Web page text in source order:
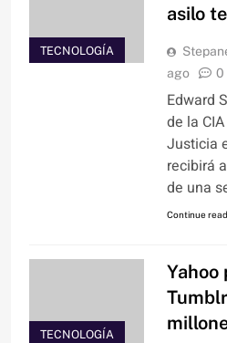
TECNOLOGÍA
asilo
ago
0
Edward
de la
Justicia
recibirá
de una
Continue
TECNOLOGÍA
Yahoo